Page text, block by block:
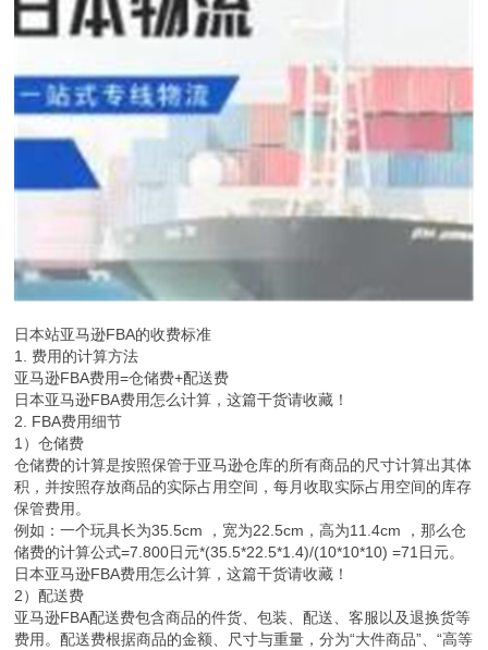
日本站亚马逊FBA的收费标准
1. 费用的计算方法
亚马逊FBA费用=仓储费+配送费
日本亚马逊FBA费用怎么计算，这篇干货请收藏！
2. FBA费用细节
1）仓储费
仓储费的计算是按照保管于亚马逊仓库的所有商品的尺寸计算出其体
积，并按照存放商品的实际占用空间，每月收取实际占用空间的库存
保管费用。
例如：一个玩具长为35.5cm ，宽为22.5cm，高为11.4cm ，那么仓
储费的计算公式=7.800日元*(35.5*22.5*1.4)/(10*10*10) =71日元。
日本亚马逊FBA费用怎么计算，这篇干货请收藏！
2）配送费
亚马逊FBA配送费包含商品的件货、包装、配送、客服以及退换货等
费用。配送费根据商品的金额、尺寸与重量，分为“大件商品”、“高等